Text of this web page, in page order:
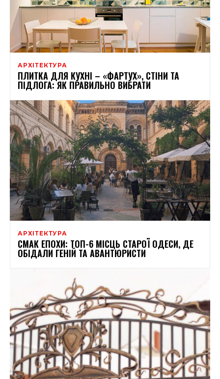
АРХІТЕКТУРА
ПЛИТКА ДЛЯ КУХНІ – «ФАРТУХ», СТІНИ ТА
ПІДЛОГА: ЯК ПРАВИЛЬНО ВИБРАТИ
АРХІТЕКТУРА
СМАК ЕПОХИ: ТОП-6 МІСЦЬ СТАРОЇ ОДЕСИ, ДЕ
ОБІДАЛИ ГЕНІЙ ТА АВАНТЮРИСТИ